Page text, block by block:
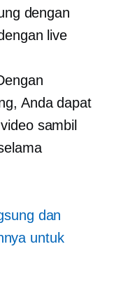
dengan
live
Anda dapat
sambil
dan
untuk